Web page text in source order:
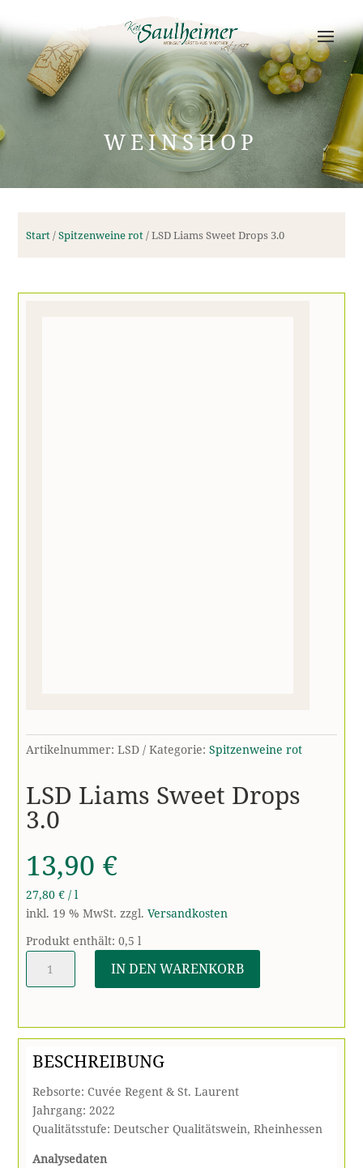
WEINSHOP
Start/Spitzenweine rot/ LSD Liams Sweet Drops 3.0
Artikelnummer:LSD Kategorie:Spitzenweine rot
LSD Liams Sweet Drops
3.0
13,90 €
27,80€ /l
inkl. 19 % MwSt. zzgl.Versandkosten
Produkt enthält: 0,5l
Liams
Menge
IN DEN WARENKORB
BESCHREIBUNG
Rebsorte: Cuvée Regent & St. Laurent
Jahrgang: 2022
Qualitätsstufe: Deutscher Qualitätswein, Rheinhessen
Analysedaten